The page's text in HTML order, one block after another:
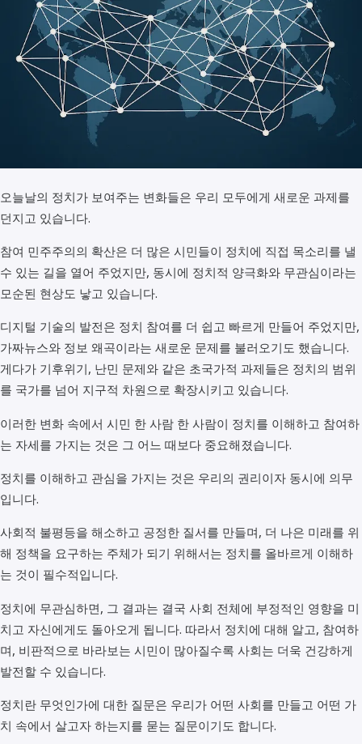
오늘날의 정치가 보여주는 변화들은 우리 모두에게 새로운 과제를
던지고 있습니다.
참여 민주주의의 확산은 더 많은 시민들이 정치에 직접 목소리를 낼
수 있는 길을 열어 주었지만, 동시에 정치적 양극화와 무관심이라는
모순된 현상도 낳고 있습니다.
디지털 기술의 발전은 정치 참여를 더 쉽고 빠르게 만들어 주었지만,
가짜뉴스와 정보 왜곡이라는 새로운 문제를 불러오기도 했습니다.
게다가 기후위기, 난민 문제와 같은 초국가적 과제들은 정치의 범위
를 국가를 넘어 지구적 차원으로 확장시키고 있습니다.
이러한 변화 속에서 시민 한 사람 한 사람이 정치를 이해하고 참여하
는 자세를 가지는 것은 그 어느 때보다 중요해졌습니다.
정치를 이해하고 관심을 가지는 것은 우리의 권리이자 동시에 의무
입니다.
사회적 불평등을 해소하고 공정한 질서를 만들며, 더 나은 미래를 위
해 정책을 요구하는 주체가 되기 위해서는 정치를 올바르게 이해하
는 것이 필수적입니다.
정치에 무관심하면, 그 결과는 결국 사회 전체에 부정적인 영향을 미
치고 자신에게도 돌아오게 됩니다. 따라서 정치에 대해 알고, 참여하
며, 비판적으로 바라보는 시민이 많아질수록 사회는 더욱 건강하게
발전할 수 있습니다.
정치란 무엇인가에 대한 질문은 우리가 어떤 사회를 만들고 어떤 가
치 속에서 살고자 하는지를 묻는 질문이기도 합니다.